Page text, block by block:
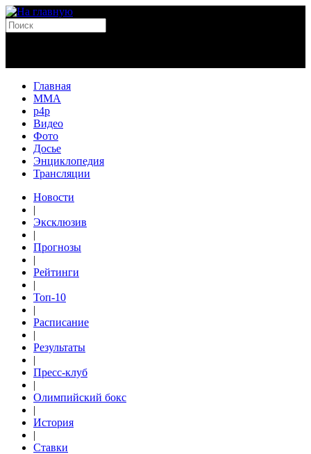
Главная
MMA
p4p
Видео
Фото
Досье
Энциклопедия
Трансляции
Новости
|
Эксклюзив
|
Прогнозы
|
Рейтинги
|
Топ-10
|
Расписание
|
Результаты
|
Пресс-клуб
|
Олимпийский бокс
|
История
|
Ставки